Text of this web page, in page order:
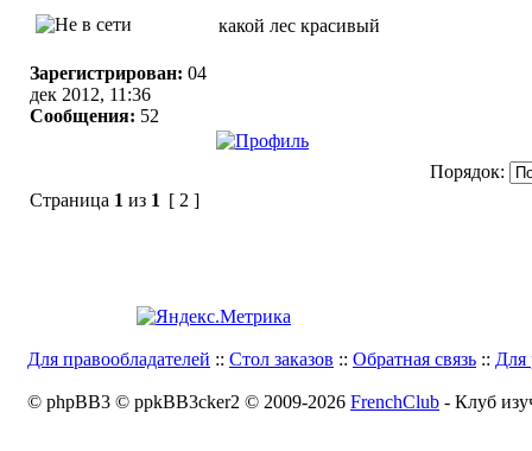
Зарегистрирован: 04
дек 2012, 11:36
Сообщения: 52
какой лес красивый
Порядок:
Страница 1 из 1 [ 2 ]
Для правообладателей :: Стол заказов :: Обратная связь :: Для
© phpBB3 © ppkBB3cker2 © 2009-2026 FrenchClub - Клуб